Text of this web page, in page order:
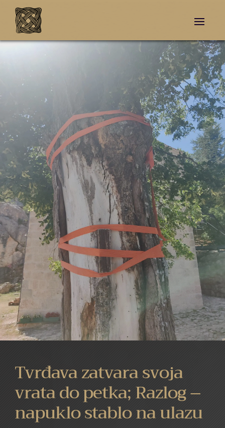
Tvrđava zatvara svoja
vrata do petka; Razlog –
napuklo stablo na ulazu